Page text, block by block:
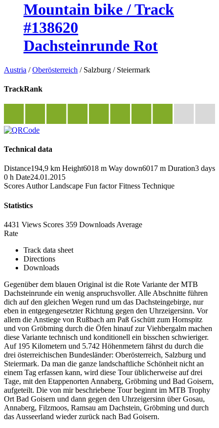
Mountain bike / Track
#138620
Dachsteinrunde Rot
Austria /Oberösterreich / Salzburg / Steiermark
TrackRank
Technical data
Distance194,9 km Height6018 m Way down6017 m Duration3 days
0 h Date24.01.2015
Scores Author Landscape Fun factor Fitness Technique
Statistics
4431 Views Scores 359 Downloads Average
Rate
Track data sheet
Directions
Downloads
Gegenüber dem blauen Original ist die Rote Variante der MTB
Dachsteinrunde ein wenig anspruchsvoller. Alle Abschnitte führen
dich auf den gleichen Wegen rund um das Dachsteingebirge, nur
eben in entgegengesetzter Richtung gegen den Uhrzeigersinn. Vor
allem die Anstiege von Rußbach am Paß Gschütt zum Hornspitz
und von Gröbming durch die Öfen hinauf zur Viehbergalm machen
diese Variante technisch und konditionell ein bisschen schwieriger.
Auf 195 Kilometern und 5.742 Höhenmetern fährst du durch die
drei österreichischen Bundesländer: Oberösterreich, Salzburg und
Steiermark. Da man die ganze landschaftliche Schönheit nicht an
einem Tag erfassen kann, wird diese Tour üblicherweise auf drei
Tage, mit den Etappenorten Annaberg, Gröbming und Bad Goisern,
aufgeteilt. Die von mir beschriebene Tour beginnt im MTB Trophy
Ort Bad Goisern und dann gegen den Uhrzeigersinn über Gosau,
Annaberg, Filzmoos, Ramsau am Dachstein, Gröbming und durch
das Ausseerland wieder zurück nach Bad Goisern.